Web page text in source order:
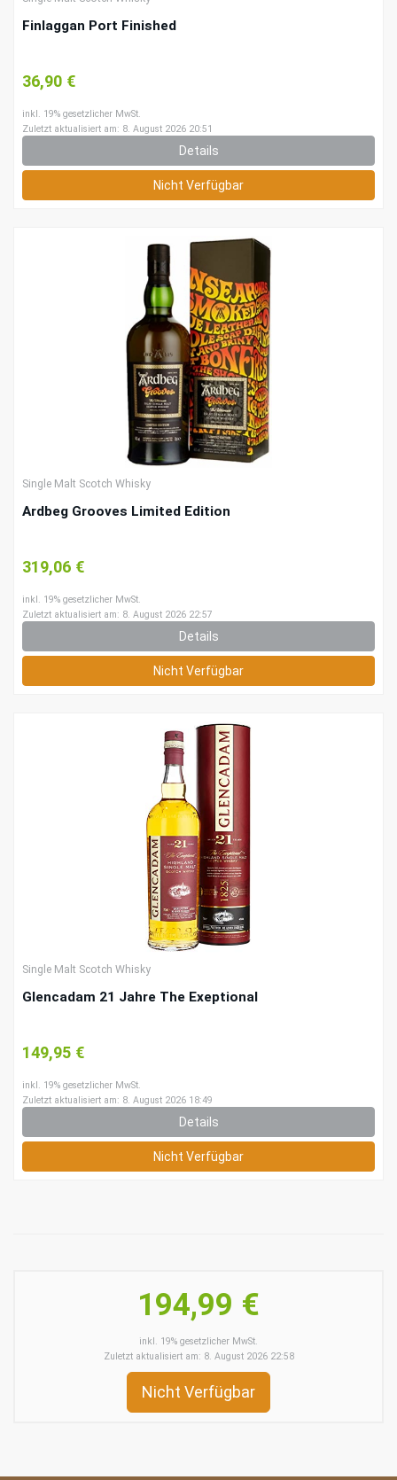
Finlaggan Port Finished
36,90 €
inkl. 19% gesetzlicher MwSt.
Zuletzt aktualisiert am: 8. August 2026 20:51
Details
Nicht Verfügbar
Single Malt Scotch Whisky
Ardbeg Grooves Limited Edition
319,06 €
inkl. 19% gesetzlicher MwSt.
Zuletzt aktualisiert am: 8. August 2026 22:57
Details
Nicht Verfügbar
Single Malt Scotch Whisky
Glencadam 21 Jahre The Exeptional
149,95 €
inkl. 19% gesetzlicher MwSt.
Zuletzt aktualisiert am: 8. August 2026 18:49
Details
Nicht Verfügbar
194,99 €
inkl. 19% gesetzlicher MwSt.
Zuletzt aktualisiert am: 8. August 2026 22:58
Nicht Verfügbar